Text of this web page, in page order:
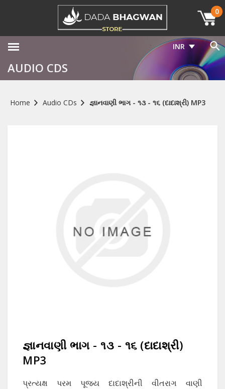
0
INR
AUDIO CDS
Home Audio CDs જ્ઞાનવાણી ભાગ - ૧૩ - ૧૬ (દાદાશ્રી) MP3
જ્ઞાનવાણી ભાગ - ૧૩ - ૧૬ (દાદાશ્રી)
MP3
પ્રત્યક્ષ પરમ પૂજ્ય દાદાશ્રીની વીતરાગ વાણી